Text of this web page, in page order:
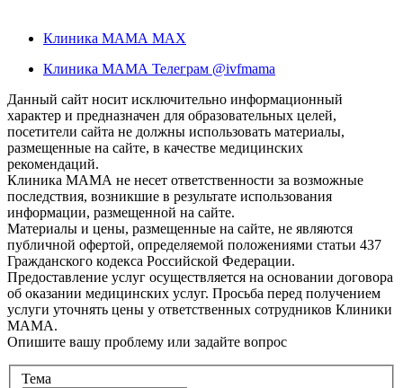
Клиника МАМА MAX
Клиника МАМА Телеграм @ivfmama
Данный сайт носит исключительно информационный
характер и предназначен для образовательных целей,
посетители сайта не должны использовать материалы,
размещенные на сайте, в качестве медицинских
рекомендаций.
Клиника МАМА не несет ответственности за возможные
последствия, возникшие в результате использования
информации, размещенной на сайте.
Материалы и цены, размещенные на сайте, не являются
публичной офертой, определяемой положениями статьи 437
Гражданского кодекса Российской Федерации.
Предоставление услуг осуществляется на основании договора
об оказании медицинских услуг. Просьба перед получением
услуги уточнять цены у ответственных сотрудников Клиники
МАМА.
Опишите вашу проблему или задайте вопрос
Тема